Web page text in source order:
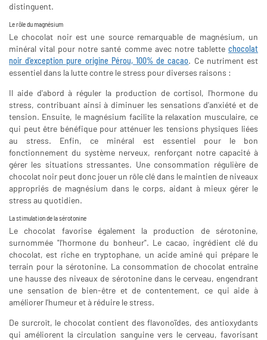
distinguent.
Le rôle du magnésium
Le chocolat noir est une source remarquable de magnésium, un
minéral vital pour notre santé comme avec notre tablette chocolat
noir d'exception pure origine Pérou, 100% de cacao. Ce nutriment est
essentiel dans la lutte contre le stress pour diverses raisons :
Il aide d'abord à réguler la production de cortisol, l'hormone du
stress, contribuant ainsi à diminuer les sensations d'anxiété et de
tension. Ensuite, le magnésium facilite la relaxation musculaire, ce
qui peut être bénéfique pour atténuer les tensions physiques liées
au stress. Enfin, ce minéral est essentiel pour le bon
fonctionnement du système nerveux, renforçant notre capacité à
gérer les situations stressantes. Une consommation régulière de
chocolat noir peut donc jouer un rôle clé dans le maintien de niveaux
appropriés de magnésium dans le corps, aidant à mieux gérer le
stress au quotidien.
La stimulation de la sérotonine
Le chocolat favorise également la production de sérotonine,
surnommée "l'hormone du bonheur". Le cacao, ingrédient clé du
chocolat, est riche en tryptophane, un acide aminé qui prépare le
terrain pour la sérotonine. La consommation de chocolat entraîne
une hausse des niveaux de sérotonine dans le cerveau, engendrant
une sensation de bien-être et de contentement, ce qui aide à
améliorer l'humeur et à réduire le stress.
De surcroît, le chocolat contient des flavonoïdes, des antioxydants
qui améliorent la circulation sanguine vers le cerveau, favorisant